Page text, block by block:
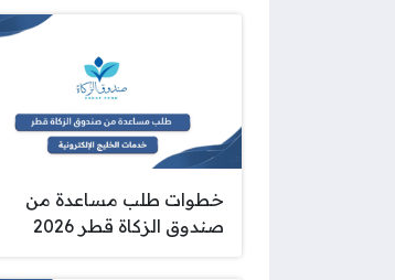
خطوات طلب مساعدة من
صندوق الزكاة قطر 2026